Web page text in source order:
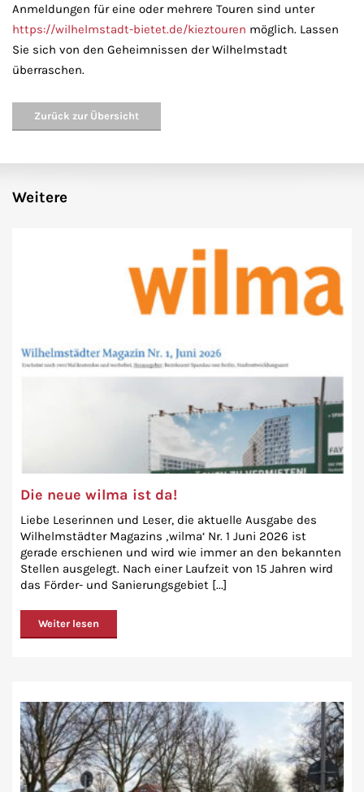
Anmeldungen für eine oder mehrere Touren sind unter
https://wilhelmstadt-bietet.de/kieztouren möglich. Lassen
Sie sich von den Geheimnissen der Wilhelmstadt
überraschen.
Zurück zur Übersicht
Weitere
Die neue wilma ist da!
Liebe Leserinnen und Leser, die aktuelle Ausgabe des
Wilhelmstädter Magazins ‚wilma‘ Nr. 1 Juni 2026 ist
gerade erschienen und wird wie immer an den bekannten
Stellen ausgelegt. Nach einer Laufzeit von 15 Jahren wird
das Förder- und Sanierungsgebiet [...]
Weiter lesen